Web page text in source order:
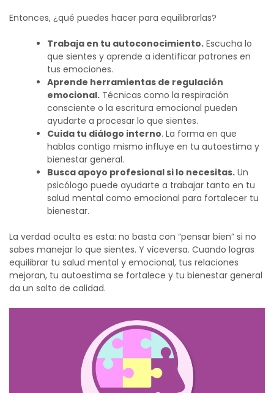
Entonces, ¿qué puedes hacer para equilibrarlas?
Trabaja en tu autoconocimiento. Escucha lo
que sientes y aprende a identificar patrones en
tus emociones.
Aprende herramientas de regulación
emocional. Técnicas como la respiración
consciente o la escritura emocional pueden
ayudarte a procesar lo que sientes.
Cuida tu diálogo interno. La forma en que
hablas contigo mismo influye en tu autoestima y
bienestar general.
Busca apoyo profesional si lo necesitas. Un
psicólogo puede ayudarte a trabajar tanto en tu
salud mental como emocional para fortalecer tu
bienestar.
La verdad oculta es esta: no basta con “pensar bien” si no
sabes manejar lo que sientes. Y viceversa. Cuando logras
equilibrar tu salud mental y emocional, tus relaciones
mejoran, tu autoestima se fortalece y tu bienestar general
da un salto de calidad.